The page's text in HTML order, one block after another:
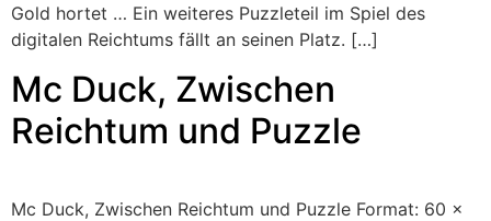
Gold hortet … Ein weiteres Puzzleteil im Spiel des
digitalen Reichtums fällt an seinen Platz. […]
Mc Duck, Zwischen
Reichtum und Puzzle
Mc Duck, Zwischen Reichtum und Puzzle Format: 60 x